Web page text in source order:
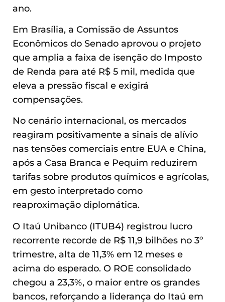
ano.
Em Brasília, a Comissão de Assuntos
Econômicos do Senado aprovou o projeto
que amplia a faixa de isenção do Imposto
de Renda para até R$ 5 mil, medida que
eleva a pressão fiscal e exigirá
compensações.
No cenário internacional, os mercados
reagiram positivamente a sinais de alívio
nas tensões comerciais entre EUA e China,
após a Casa Branca e Pequim reduzirem
tarifas sobre produtos químicos e agrícolas,
em gesto interpretado como
reaproximação diplomática.
O Itaú Unibanco (ITUB4) registrou lucro
recorrente recorde de R$ 11,9 bilhões no 3º
trimestre, alta de 11,3% em 12 meses e
acima do esperado. O ROE consolidado
chegou a 23,3%, o maior entre os grandes
bancos, reforçando a liderança do Itaú em